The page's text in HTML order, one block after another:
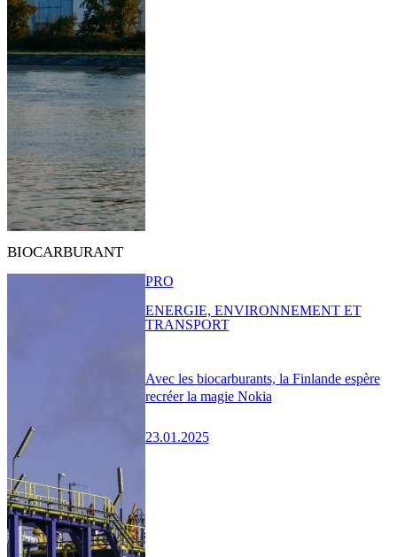
BIOCARBURANT
Avec les biocarburants, la Finlande espère
recréer la magie Nokia
23.01.2025
PRO
ENERGIE, ENVIRONNEMENT ET
TRANSPORT